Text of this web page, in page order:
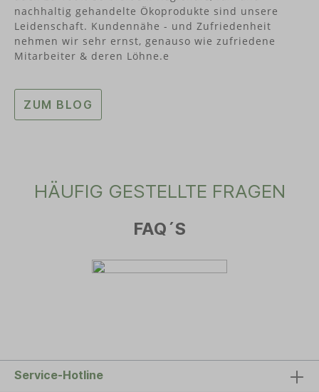
nachhaltig gehandelte Ökoprodukte sind unsere
Leidenschaft. Kundennähe - und Zufriedenheit
nehmen wir sehr ernst, genauso wie zufriedene
Mitarbeiter & deren Löhne.e
ZUM BLOG
HÄUFIG GESTELLTE FRAGEN
FAQ´S
Service-Hotline